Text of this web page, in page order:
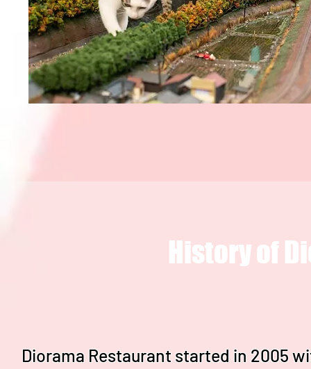
History of
Diorama Restaurant started in 2005